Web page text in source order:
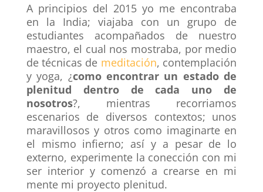
A principios del 2015 yo me encontraba
en la India; viajaba con un grupo de
estudiantes acompañados de nuestro
maestro, el cual nos mostraba, por medio
de técnicas de meditación, contemplación
y yoga, ¿como encontrar un estado de
plenitud dentro de cada uno de
nosotros?, mientras recorriamos
escenarios de diversos contextos; unos
maravillosos y otros como imaginarte en
el mismo infierno; así y a pesar de lo
externo, experimente la conección con mi
ser interior y comenzó a crearse en mi
mente mi proyecto plenitud.